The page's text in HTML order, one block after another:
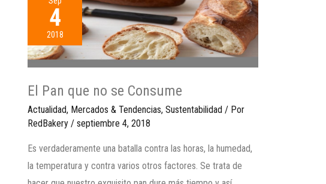
4
2018
El Pan que no se Consume
Actualidad, Mercados & Tendencias, Sustentabilidad / Por
RedBakery / septiembre 4, 2018
Es verdaderamente una batalla contra las horas, la humedad,
la temperatura y contra varios otros factores. Se trata de